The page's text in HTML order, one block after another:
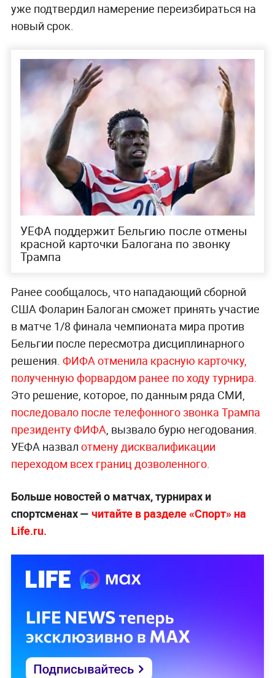
уже подтвердил намерение переизбираться на
новый срок.
УЕФА поддержит Бельгию после отмены
красной карточки Балогана по звонку
Трампа
Ранее сообщалось, что нападающий сборной
США Фоларин Балоган сможет принять участие
в матче 1/8 финала чемпионата мира против
Бельгии после пересмотра дисциплинарного
решения. ФИФА отменила красную карточку,
полученную форвардом ранее по ходу турнира.
Это решение, которое, по данным ряда СМИ,
последовало после телефонного звонка Трампа
президенту ФИФА, вызвало бурю негодования.
УЕФА назвал отмену дисквалификации
переходом всех границ дозволенного.
Больше новостей о матчах, турнирах и
спортсменах — читайте в разделе «Спорт» на
Life.ru.